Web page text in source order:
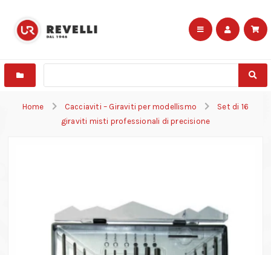
Home Cacciaviti – Giraviti per modellismo
Set di 16
giraviti misti professionali di precisione